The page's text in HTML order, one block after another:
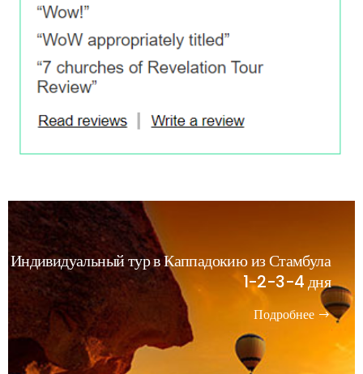
Индивидуальный тур в Каппадокию из Стамбула
1-2-3-4 дня
Подробнее